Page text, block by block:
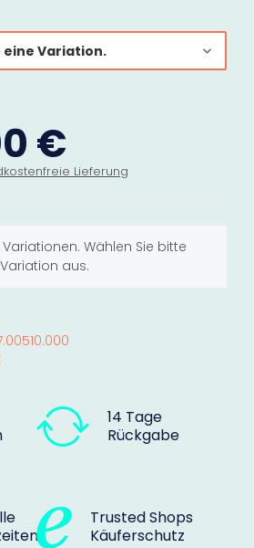
eine Variation.
€
Lieferung
Wählen Sie bitte
aus.
14 Tage
Rückgabe
Trusted Shops
Käuferschutz